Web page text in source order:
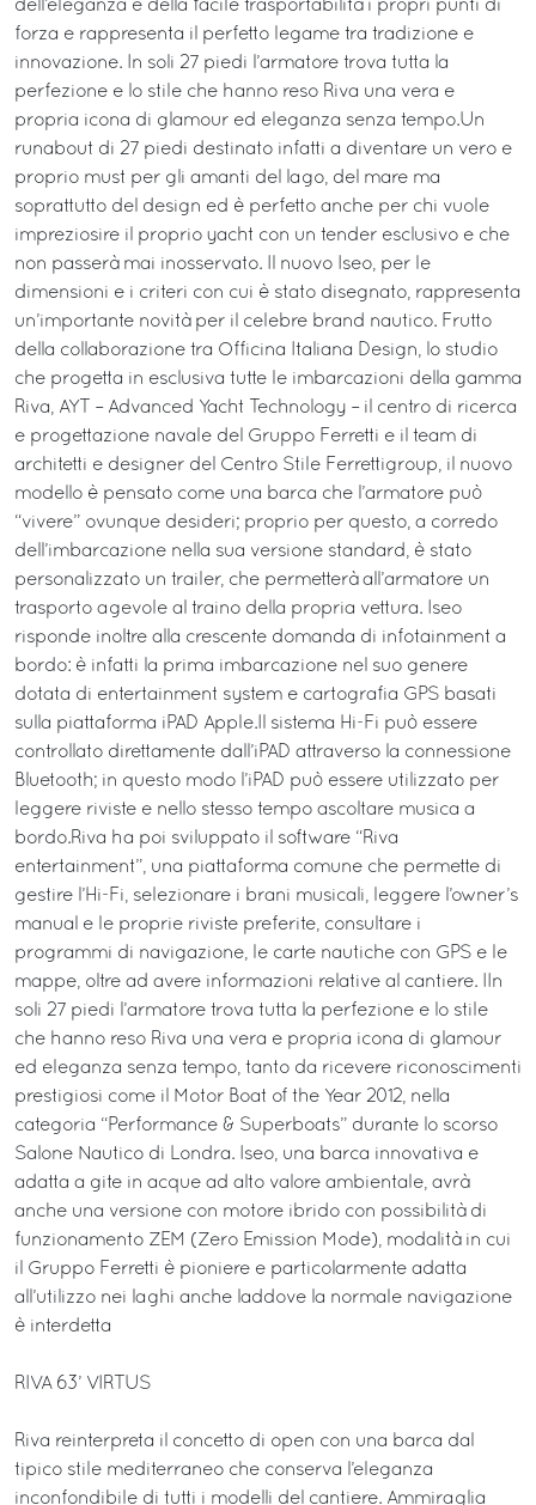
dell’eleganza e della facile trasportabilità i propri punti di
forza e rappresenta il perfetto legame tra tradizione e
innovazione. In soli 27 piedi l’armatore trova tutta la
perfezione e lo stile che hanno reso Riva una vera e
propria icona di glamour ed eleganza senza tempo.Un
runabout di 27 piedi destinato infatti a diventare un vero e
proprio must per gli amanti del lago, del mare ma
soprattutto del design ed è perfetto anche per chi vuole
impreziosire il proprio yacht con un tender esclusivo e che
non passerà mai inosservato. Il nuovo Iseo, per le
dimensioni e i criteri con cui è stato disegnato, rappresenta
un’importante novità per il celebre brand nautico. Frutto
della collaborazione tra Officina Italiana Design, lo studio
che progetta in esclusiva tutte le imbarcazioni della gamma
Riva, AYT – Advanced Yacht Technology – il centro di ricerca
e progettazione navale del Gruppo Ferretti e il team di
architetti e designer del Centro Stile Ferrettigroup, il nuovo
modello è pensato come una barca che l’armatore può
“vivere” ovunque desideri; proprio per questo, a corredo
dell’imbarcazione nella sua versione standard, è stato
personalizzato un trailer, che permetterà all’armatore un
trasporto agevole al traino della propria vettura. Iseo
risponde inoltre alla crescente domanda di infotainment a
bordo: è infatti la prima imbarcazione nel suo genere
dotata di entertainment system e cartografia GPS basati
sulla piattaforma iPAD Apple.Il sistema Hi-Fi può essere
controllato direttamente dall’iPAD attraverso la connessione
Bluetooth; in questo modo l’iPAD può essere utilizzato per
leggere riviste e nello stesso tempo ascoltare musica a
bordo.Riva ha poi sviluppato il software “Riva
entertainment”, una piattaforma comune che permette di
gestire l’Hi-Fi, selezionare i brani musicali, leggere l’owner’s
manual e le proprie riviste preferite, consultare i
programmi di navigazione, le carte nautiche con GPS e le
mappe, oltre ad avere informazioni relative al cantiere. IIn
soli 27 piedi l’armatore trova tutta la perfezione e lo stile
che hanno reso Riva una vera e propria icona di glamour
ed eleganza senza tempo, tanto da ricevere riconoscimenti
prestigiosi come il Motor Boat of the Year 2012, nella
categoria “Performance & Superboats” durante lo scorso
Salone Nautico di Londra. Iseo, una barca innovativa e
adatta a gite in acque ad alto valore ambientale, avrà
anche una versione con motore ibrido con possibilità di
funzionamento ZEM (Zero Emission Mode), modalità in cui
il Gruppo Ferretti è pioniere e particolarmente adatta
all’utilizzo nei laghi anche laddove la normale navigazione
è interdetta
RIVA 63’ VIRTUS
Riva reinterpreta il concetto di open con una barca dal
tipico stile mediterraneo che conserva l’eleganza
inconfondibile di tutti i modelli del cantiere. Ammiraglia